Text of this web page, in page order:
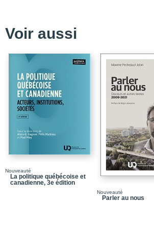
Voir aussi
Nouveauté
La politique québécoise et
canadienne, 3e édition
Nouveauté
Parler au nous